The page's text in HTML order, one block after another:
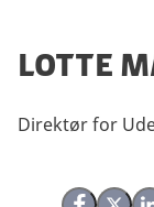
Lotte
Direktør for